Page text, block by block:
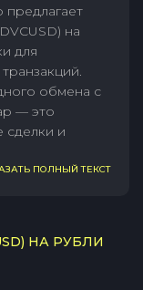
на
для
обмена с
— это
и
ПОЛНЫЙ ТЕКСТ
НА РУБЛИ